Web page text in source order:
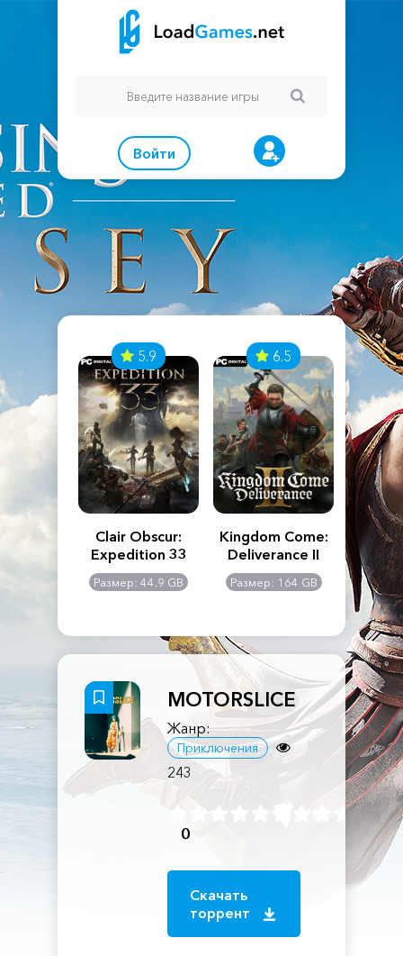
Войти
Creed
5.9
Clair Obscur:
Expedition 33
Размер: 44.9 GB
6.5
Kingdom Come:
Deliverance II
Размер: 164 GB
The
MOTORSLICE
Жанр:
Приключения
243
0
Скачать
торрент